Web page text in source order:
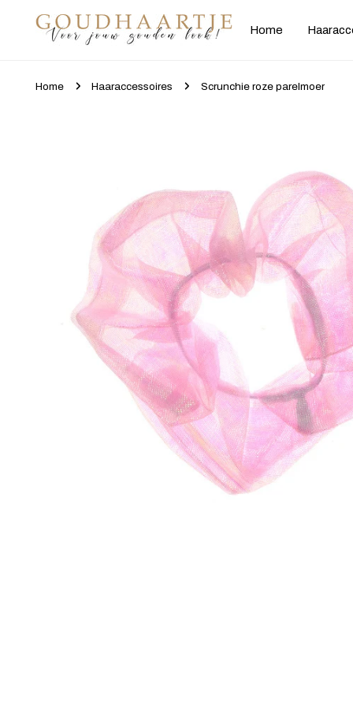
naar artikel
Home
Home Haaraccessoires Scrunchie roze parelmoer